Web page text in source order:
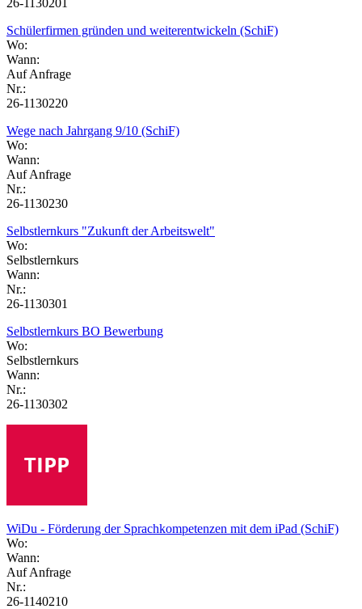
Schülerfirmen gründen und weiterentwickeln (SchiF)
Wo:
Wann:
Auf Anfrage
Nr.:
26-1130220
Wege nach Jahrgang 9/10 (SchiF)
Wo:
Wann:
Auf Anfrage
Nr.:
26-1130230
Selbstlernkurs "Zukunft der Arbeitswelt"
Wo:
Selbstlernkurs
Wann:
Nr.:
26-1130301
Selbstlernkurs BO Bewerbung
Wo:
Selbstlernkurs
Wann:
Nr.:
26-1130302
WiDu - Förderung der Sprachkompetenzen mit dem iPad (SchiF)
Wo:
Wann:
Auf Anfrage
Nr.:
26-1140210